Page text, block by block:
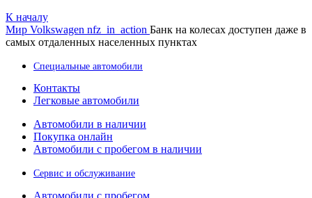
К началу
Мир Volkswagen nfz_in_action Банк на колесах доступен даже в
самых отдаленных населенных пунктах
Специальные автомобили
Контакты
Легковые автомобили
Автомобили в наличии
Покупка онлайн
Автомобили с пробегом в наличии
Сервис и обслуживание
Автомобили с пробегом